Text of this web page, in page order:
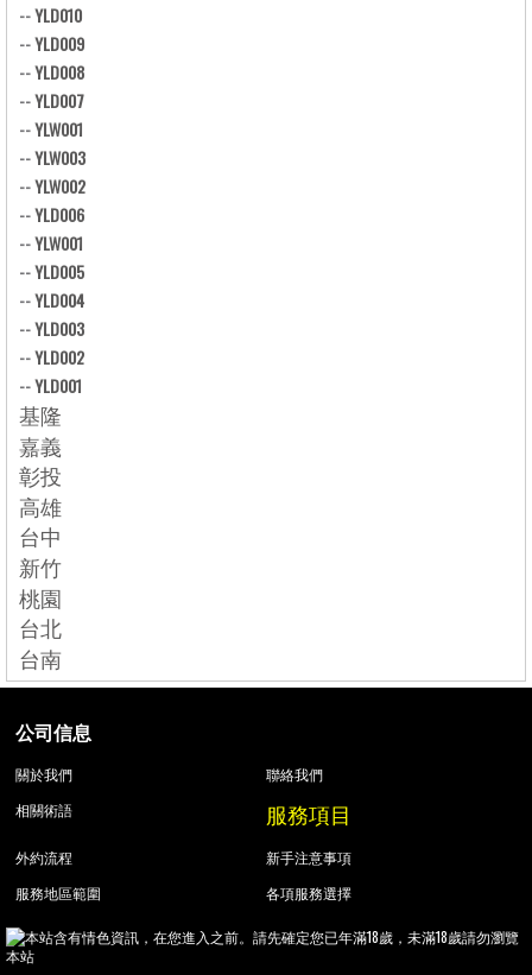
--YLD010
--YLD009
--YLD008
--YLD007
--YLW001
--YLW003
--YLW002
--YLD006
--YLW001
--YLD005
--YLD004
--YLD003
--YLD002
--YLD001
基隆
嘉義
彰投
高雄
台中
新竹
桃園
台北
台南
公司信息
關於我們
聯絡我們
相關術語
服務項目
外約流程
新手注意事項
服務地區範圍
各項服務選擇
本站含有情色資訊，在您進入之前。請先確定您已年滿18歲，未滿18歲請勿瀏覽
本站